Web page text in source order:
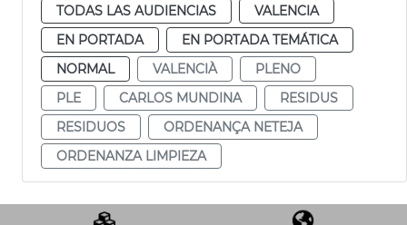
TODAS LAS AUDIENCIAS
VALENCIA
EN PORTADA
EN PORTADA TEMÁTICA
NORMAL
VALENCIÀ
PLENO
PLE
CARLOS MUNDINA
RESIDUS
RESIDUOS
ORDENANÇA NETEJA
ORDENANZA LIMPIEZA